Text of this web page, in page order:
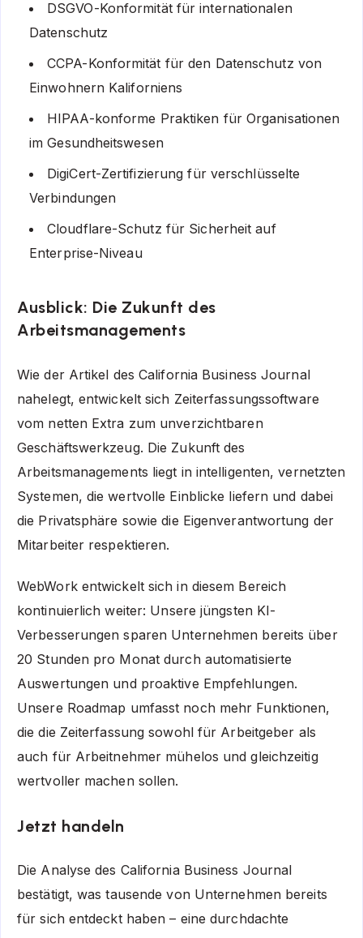
DSGVO-Konformität für internationalen
Datenschutz
CCPA-Konformität für den Datenschutz von
Einwohnern Kaliforniens
HIPAA-konforme Praktiken für Organisationen
im Gesundheitswesen
DigiCert-Zertifizierung für verschlüsselte
Verbindungen
Cloudflare-Schutz für Sicherheit auf
Enterprise-Niveau
Ausblick: Die Zukunft des
Arbeitsmanagements
Wie der Artikel des California Business Journal
nahelegt, entwickelt sich Zeiterfassungssoftware
vom netten Extra zum unverzichtbaren
Geschäftswerkzeug. Die Zukunft des
Arbeitsmanagements liegt in intelligenten, vernetzten
Systemen, die wertvolle Einblicke liefern und dabei
die Privatsphäre sowie die Eigenverantwortung der
Mitarbeiter respektieren.
WebWork entwickelt sich in diesem Bereich
kontinuierlich weiter: Unsere jüngsten KI-
Verbesserungen sparen Unternehmen bereits über
20 Stunden pro Monat durch automatisierte
Auswertungen und proaktive Empfehlungen.
Unsere Roadmap umfasst noch mehr Funktionen,
die die Zeiterfassung sowohl für Arbeitgeber als
auch für Arbeitnehmer mühelos und gleichzeitig
wertvoller machen sollen.
Jetzt handeln
Die Analyse des California Business Journal
bestätigt, was tausende von Unternehmen bereits
für sich entdeckt haben – eine durchdachte